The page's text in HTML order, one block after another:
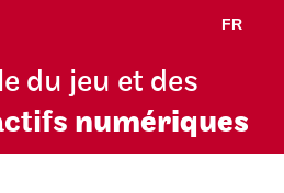
FR
du jeu et des
numériques